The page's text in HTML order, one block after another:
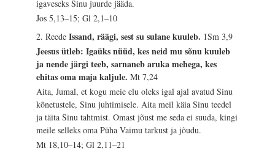
igaveseks Sinu juurde jääda.
Jos 5,13–15; Gl 2,1–10
2. ReedeIssand, räägi, sest su sulane kuuleb. 1Sm 3,9
Jeesus ütleb: Igaüks nüüd, kes neid mu sõnu kuuleb
ja nende järgi teeb, sarnaneb aruka mehega, kes
ehitas oma maja kaljule.Mt 7,24
Aita, Jumal, et kogu meie elu oleks igal ajal avatud Sinu
kõnetustele, Sinu juhtimisele. Aita meil käia Sinu teedel
ja täita Sinu tahtmist. Omast jõust me seda ei suuda, kingi
meile selleks oma Püha Vaimu tarkust ja jõudu.
Mt 18,10–14; Gl 2,11–21